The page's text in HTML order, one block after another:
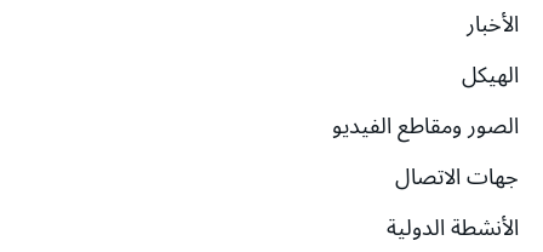
الأخبار
الهيكل
الصور ومقاطع الفيديو
جهات الاتصال
الأنشطة الدولية